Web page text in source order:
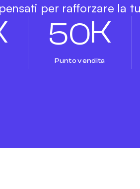
per rafforzare la
50K
Punto vendita